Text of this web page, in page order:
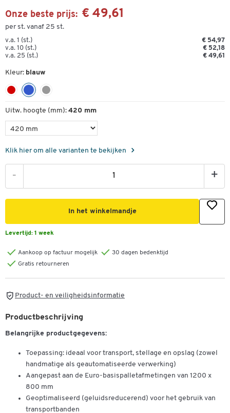
Onze beste prijs: € 49,61
per st. vanaf 25 st.
v.a. 1 (st.)
€ 54,97
v.a. 10 (st.)
€ 52,18
v.a. 25 (st.)
€ 49,61
Kleur: blauw
Uitw. hoogte (mm): 420 mm
Klik hier om alle varianten te bekijken
- +
In het winkelmandje
Levertijd: 1 week
Aankoop op factuur mogelijk
30 dagen bedenktijd
Gratis retourneren
Product- en veiligheidsinformatie
Productbeschrijving
Belangrijke productgegevens:
Toepassing: ideaal voor transport, stellage en opslag (zowel
handmatige als geautomatiseerde verwerking)
Aangepast aan de Euro-basispalletafmetingen van 1200 x
800 mm
Geoptimaliseerd (geluidsreducerend) voor het gebruik van
transportbanden